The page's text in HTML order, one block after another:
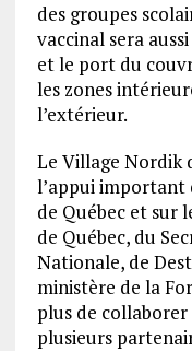
des groupes
vaccinal sera
et le port du
les zones
l’extérieur.
Le Village Nordik
l’appui important
de Québec et sur
de Québec, du
Nationale, de
ministère de la
plus de
plusieurs